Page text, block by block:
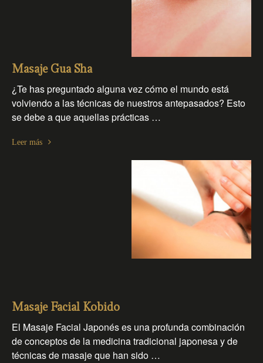
Masaje Gua Sha
¿Te has preguntado alguna vez cómo el mundo está
volviendo a las técnicas de nuestros antepasados? Esto
se debe a que aquellas prácticas …
Leer más
Masaje Facial Kobido
El Masaje Facial Japonés es una profunda combinación
de conceptos de la medicina tradicional japonesa y de
técnicas de masaje que han sido …